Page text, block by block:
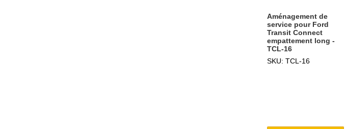
Aménagement de
service pour Ford
Transit Connect
empattement long -
TCL-16
SKU: TCL-16